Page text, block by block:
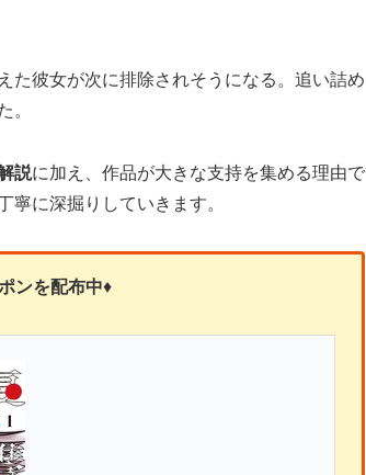
た彼女が次に排除されそうになる。追い詰め
。
説に加え、作品が大きな支持を集める理由で
寧に深掘りしていきます。
ンを配布中♦